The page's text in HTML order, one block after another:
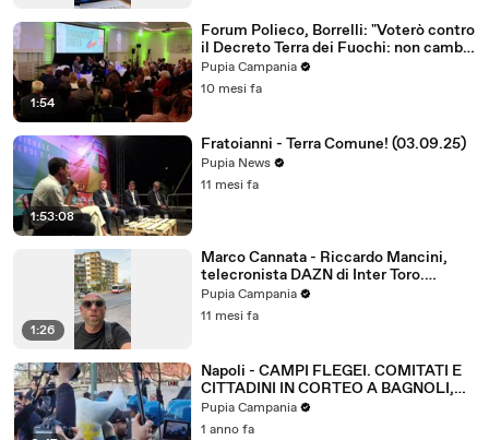
1:54
Forum Polieco, Borrelli: "Voterò contro
il Decreto Terra dei Fuochi: non cambia
nulla"
Pupia Campania
10 mesi fa
1:53:08
Fratoianni - Terra Comune! (03.09.25)
Pupia News
11 mesi fa
1:26
Marco Cannata - Riccardo Mancini,
telecronista DAZN di Inter Toro.
Notizie ? Tutto bene ? (28.08.25)
Pupia Campania
11 mesi fa
Napoli - CAMPI FLEGEI. COMITATI E
CITTADINI IN CORTEO A BAGNOLI,
SCONTRI CON POLIZIA (21.03.25)
Pupia Campania
1 anno fa